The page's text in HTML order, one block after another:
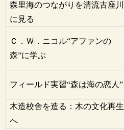
森里海のつながりを清流古座川
に見る
Ｃ．Ｗ．ニコル“アファンの
森”に学ぶ
フィールド実習“森は海の恋人”
木造校舎を造る：木の文化再生
へ